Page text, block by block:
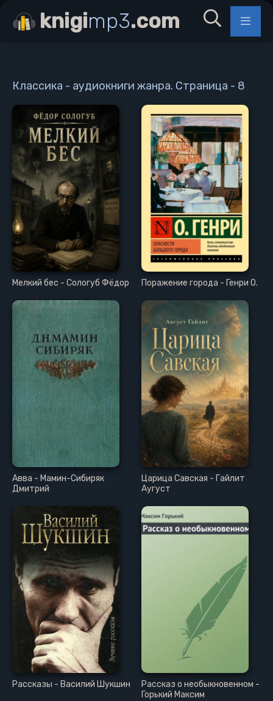
Классика - аудиокниги жанра. Страница - 8
Мелкий бес - Сологуб Фёдор Поражение города - Генри О.
Авва - Мамин-Сибиряк
Дмитрий
Царица Савская - Гайлит
Аугуст
Рассказы - Василий Шукшин
Рассказ о необыкновенном -
Горький Максим
knigimp3.com